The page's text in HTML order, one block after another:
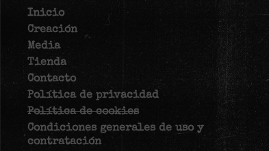
Inicio
Creación
Media
Tienda
Contacto
Política de privacidad
Política de cookies
Condiciones generales de uso y
contratación